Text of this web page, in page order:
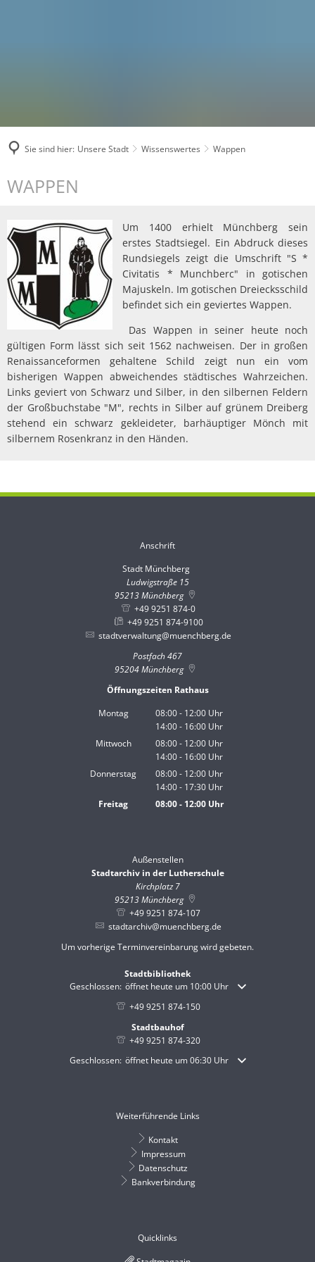
Sie sind hier: Unsere Stadt Wissenswertes Wappen
Wappen
WAPPEN
Um 1400 erhielt Münchberg sein
erstes Stadtsiegel. Ein Abdruck dieses
Rundsiegels zeigt die Umschrift "S *
Civitatis * Munchberc" in gotischen
Majuskeln. Im gotischen Dreiecksschild
befindet sich ein geviertes Wappen.
Das Wappen in seiner heute noch
gültigen Form lässt sich seit 1562 nachweisen. Der in großen
Renaissanceformen gehaltene Schild zeigt nun ein vom
bisherigen Wappen abweichendes städtisches Wahrzeichen.
Links geviert von Schwarz und Silber, in den silbernen Feldern
der Großbuchstabe "M", rechts in Silber auf grünem Dreiberg
stehend ein schwarz gekleideter, barhäuptiger Mönch mit
silbernem Rosenkranz in den Händen.
Anschrift
Stadt Münchberg
Ludwigstraße 15
95213Münchberg
+49 9251 874-0
+49 9251 874-9100
stadtverwaltung@muenchberg.de
Postfach 467
95204Münchberg
Öffnungszeiten Rathaus
Montag
08:00- 12:00 Uhr
Von 08:00 bis 12:00 Uhr
14:00- 16:00 Uhr
Von 14:00 bis 16:00 Uhr
Mittwoch 08:00- 12:00 Uhr
Von 08:00 bis 12:00 Uhr
14:00- 16:00 Uhr
Von 14:00 bis 16:00 Uhr
Donnerstag 08:00- 12:00 Uhr
Von 08:00 bis 12:00 Uhr
14:00- 17:30 Uhr
Von 14:00 bis 17:30 Uhr
Freitag 08:00- 12:00Uhr
Außenstellen
Stadtarchiv in der Lutherschule
Kirchplatz 7
95213Münchberg
+49 9251 874-107
stadtarchiv@muenchberg.de
Um vorherige Terminvereinbarung wird gebeten.
Stadtbibliothek
Klicken, um weitere Öffnungs- oder Schließzeiten
Geschlossen: öffnet heute um 10:00 Uhr
+49 9251 874-150
Stadtbauhof
+49 9251 874-320
Klicken, um weitere Öffnungs- oder Schließzeiten
Geschlossen: öffnet heute um 06:30 Uhr
Weiterführende Links
Kontakt
Impressum
Datenschutz
Bankverbindung
Quicklinks